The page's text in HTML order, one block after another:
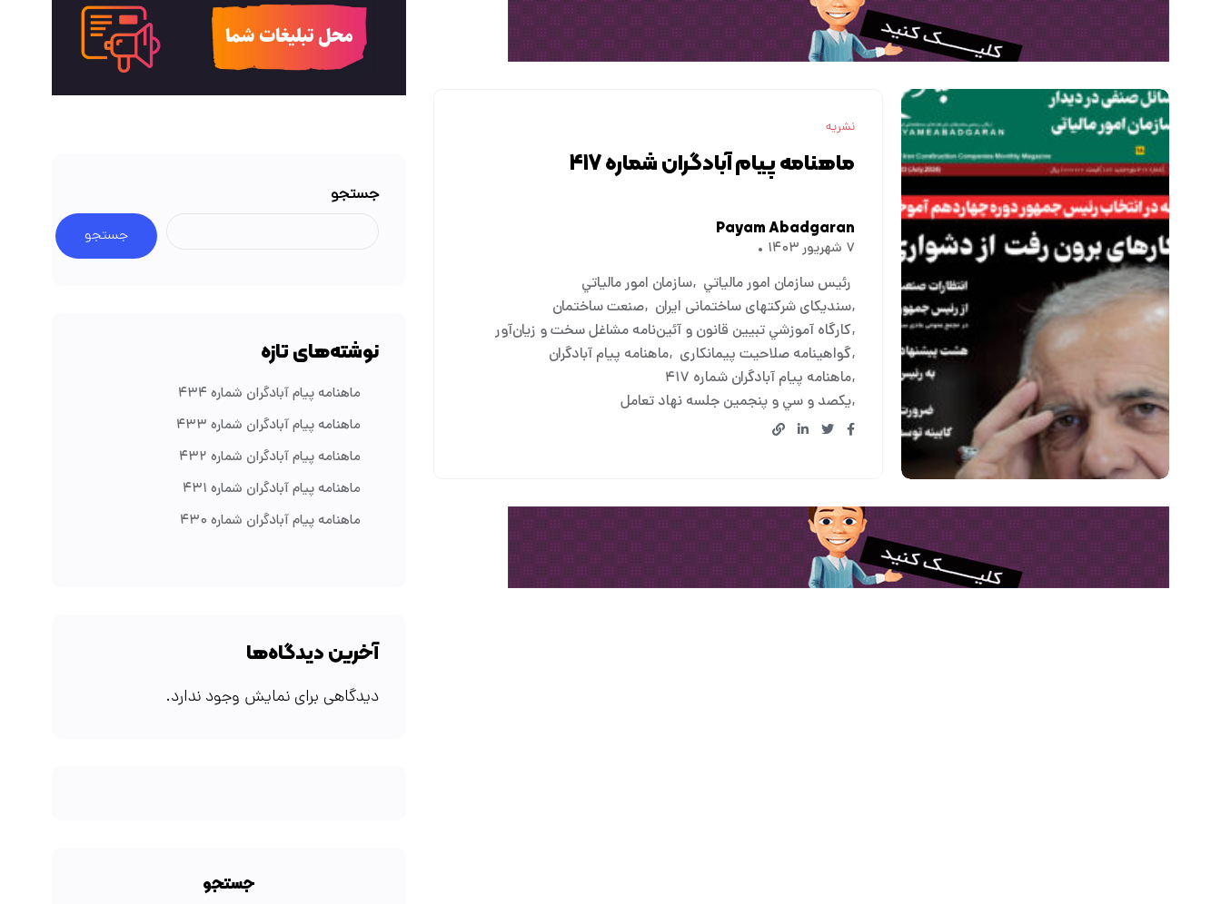
نشریه
ماهنامه پیام آبادگران شماره ۴۱۷
Payam Abadgaran
۷ شهریور ۱۴۰۳
رئيس سازمان امور مالياتي سازمان امور مالياتي
سندیکای شرکتهای ساختمانی ایران صنعت ساختمان
کارگاه آموزشي تبيين قانون و آئين‌نامه مشاغل سخت ‌و ‌زيان‌آور
گواهینامه صلاحیت پیمانکاری ماهنامه پیام آبادگران
ماهنامه پیام آبادگران شماره ۴۱۷
يكصد و سي و پنجمين جلسه نهاد تعامل
جستجو
جستجو
نوشته‌های تازه
ماهنامه پیام آبادگران شماره ۴۳۴
ماهنامه پیام آبادگران شماره ۴۳۳
ماهنامه پیام آبادگران شماره ۴۳۲
ماهنامه پیام آبادگران شماره ۴۳۱
ماهنامه پیام آبادگران شماره ۴۳۰
آخرین دیدگاه‌ها
دیدگاهی برای نمایش وجود ندارد.
جستجو